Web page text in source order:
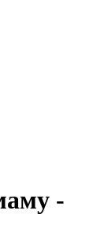
-